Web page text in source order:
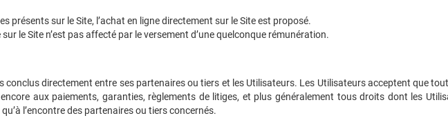
présents sur le Site, l’achat en ligne directement sur le Site est proposé.
le Site n’est pas affecté par le versement d’une quelconque rémunération.
conclus directement entre ses partenaires ou tiers et les Utilisateurs. Les Utilisateurs acceptent que
aux paiements, garanties, règlements de litiges, et plus généralement tous droits dont les
l’encontre des partenaires ou tiers concernés.